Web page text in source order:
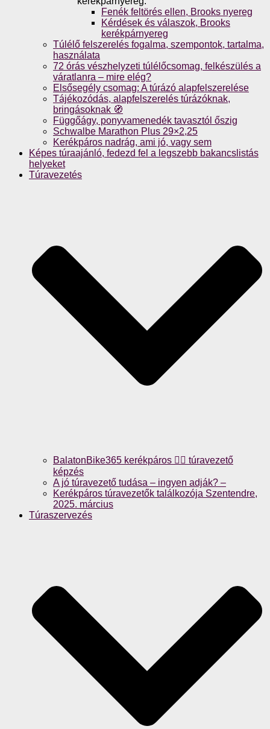
Fenék feltörés ellen, Brooks nyereg
Kérdések és válaszok, Brooks
kerékpárnyereg
Túlélő felszerelés fogalma, szempontok, tartalma,
használata
72 órás vészhelyzeti túlélőcsomag, felkészülés a
váratlanra – mire elég?
Elsősegély csomag: A túrázó alapfelszerelése
Tájékozódás, alapfelszerelés túrázóknak,
bringásoknak 🧭
Függőágy, ponyvamenedék tavasztól őszig
Schwalbe Marathon Plus 29×2,25
Kerékpáros nadrág, ami jó, vagy sem
Képes túraajánló, fedezd fel a legszebb bakancslistás
helyeket
Túravezetés
BalatonBike365 kerékpáros 🚴‍♀️ túravezető
képzés
A jó túravezető tudása – ingyen adják? –
Kerékpáros túravezetők találkozója Szentendre,
2025. március
Túraszervezés